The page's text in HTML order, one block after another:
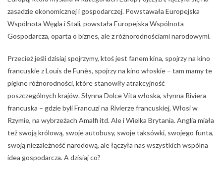
zasadzie ekonomicznej i gospodarczej. Powstawała Europejska
Wspólnota Węgla i Stali, powstała Europejska Wspólnota
Gospodarcza, oparta o biznes, ale z różnorodnościami narodowymi.
Przecież jeśli dzisiaj spojrzymy, ktoś jest fanem kina, spojrzy na kino
francuskie z Louis de Funès, spojrzy na kino włoskie – tam mamy te
piękne różnorodności, które stanowiły atrakcyjność
poszczególnych krajów. Słynna Dolce Vita włoska, słynna Riviera
francuska – gdzie byli Francuzi na Rivierze francuskiej, Włosi w
Rzymie, na wybrzeżach Amalfi itd. Ale i Wielka Brytania. Anglia miała
też swoją królową, swoje autobusy, swoje taksówki, swojego funta,
swoją niezależność narodową, ale łączyła nas wszystkich wspólna
idea gospodarcza. A dzisiaj co?